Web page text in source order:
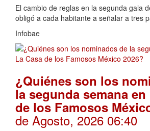
El cambio de reglas en la segunda gala
obligó a cada habitante a señalar a tres
Infobae
¿Quiénes son los
la segunda semana en
de los Famosos
de Agosto, 2026 06:40